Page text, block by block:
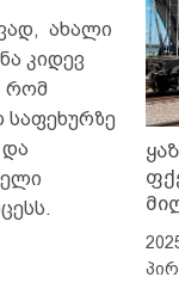
ახალი
კიდევ
რომ
საფეხურზე